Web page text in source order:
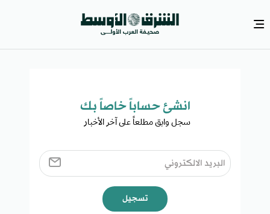
انشئ حساباً خاصاً بك​
سجل وابق مطلعاً على آخر الأخبار ​
تسجيل